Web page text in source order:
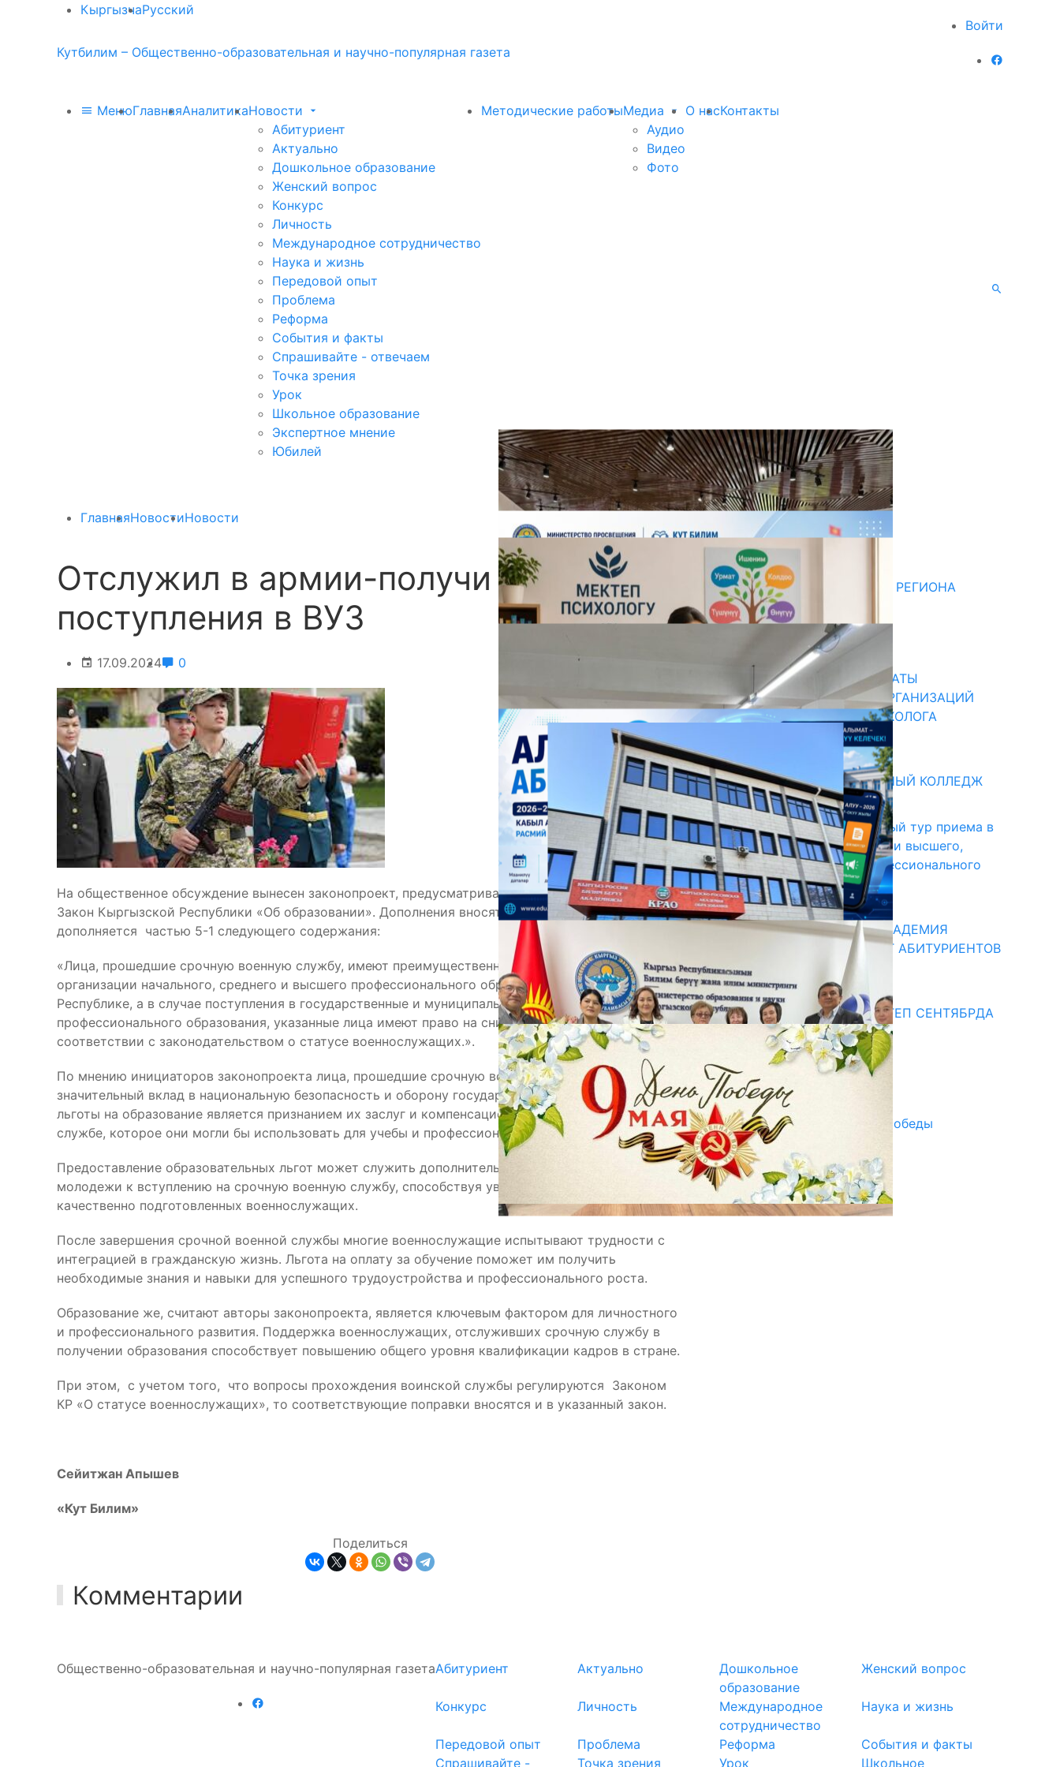
КыргызчаРусский
Войти
Кутбилим – Общественно-образовательная и научно-популярная газета
МенюГлавнаяАналитикаНовости
Абитуриент
Актуально
Дошкольное образование
Женский вопрос
Конкурс
Личность
Международное сотрудничество
Наука и жизнь
Передовой опыт
Проблема
Реформа
События и факты
Спрашивайте - отвечаем
Точка зрения
Урок
Школьное образование
Экспертное мнение
Юбилей
Методические работыМедиа
Аудио
Видео
Фото
О насКонтакты
ГлавнаяНовостиНовости
Отслужил в армии-получи льготы для
поступления в ВУЗ
17.09.2024 0
На общественное обсуждение вынесен законопроект, предусматривающий внесение изменений в
Закон Кыргызской Республики «Об образовании». Дополнения вносятся в статью 41, которая
дополняется частью 5-1 следующего содержания:
«Лица, прошедшие срочную военную службу, имеют преимущественное право поступления в
организации начального, среднего и высшего профессионального образования в Кыргызской
Республике, а в случае поступления в государственные и муниципальные организации
профессионального образования, указанные лица имеют право на снижение оплаты за обучение в
соответствии с законодательством о статусе военнослужащих.».
По мнению инициаторов законопроекта лица, прошедшие срочную военную службу, вносят
значительный вклад в национальную безопасность и оборону государства. Предоставление
льготы на образование является признанием их заслуг и компенсацией за время, проведенное на
службе, которое они могли бы использовать для учебы и профессионального развития.
Предоставление образовательных льгот может служить дополнительным стимулом для
молодежи к вступлению на срочную военную службу, способствуя увеличению числа
качественно подготовленных военнослужащих.
После завершения срочной военной службы многие военнослужащие испытывают трудности с
интеграцией в гражданскую жизнь. Льгота на оплату за обучение поможет им получить
необходимые знания и навыки для успешного трудоустройства и профессионального роста.
Образование же, считают авторы законопроекта, является ключевым фактором для личностного
и профессионального развития. Поддержка военнослужащих, отслуживших срочную службу в
получении образования способствует повышению общего уровня квалификации кадров в стране.
При этом, с учетом того, что вопросы прохождения воинской службы регулируются Законом
КР «О статусе военнослужащих», то соответствующие поправки вносятся и в указанный закон.
Сейитжан Апышев
«Кут Билим»
Поделиться
Комментарии
Последние новости
ДЛЯ МЕТОДИСТОВ ЮЖНОГО РЕГИОНА
НАЧАЛОСЬ ОБУЧЕНИЕ
05.08.2026
В ПРИМЕРНЫЕ ТИПОВЫЕ ШТАТЫ
ОБЩЕОБРАЗОВАТЕЛЬНЫХ ОРГАНИЗАЦИЙ
ВВЕДЕНА ДОЛЖНОСТЬ ПСИХОЛОГА
Абитуриент
БИШКЕКСКИЙ УНИВЕРСАЛЬНЫЙ КОЛЛЕДЖ
17.07.2026
В Кыргызстане начался первый тур приема в
образовательные организации высшего,
среднего и начального профессионального
образования
13.07.2026
КЫРГЫЗКО-РОССИЙСКАЯ АКАДЕМИЯ
ОБРАЗОВАНИЯ ПРИГЛАШАЕТ АБИТУРИЕНТОВ
10.07.2026
Медиа
СУЗАКТА 750 ОРУНДУУ МЕКТЕП СЕНТЯБРДА
ПАЙДАЛАНУУГА БЕРИЛЕТ
07.08.2025
Улуу Жеңиштин жандуу сөзү
29.04.2025
Награды в преддверии Дня Победы
29.04.2025
Общественно-образовательная и научно-популярная газетаАбитуриент Актуально
Дошкольное
образование
Женский вопрос
Конкурс Личность
Международное
сотрудничество
Наука и жизнь
Передовой опыт Проблема Реформа
События и факты
Спрашивайте -
Точка зрения Урок Школьное